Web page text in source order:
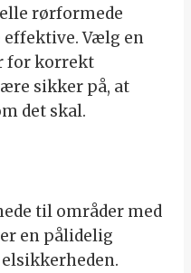
rørformede
Vælg en
for korrekt
sikker på, at
det skal.
til områder med
en pålidelig